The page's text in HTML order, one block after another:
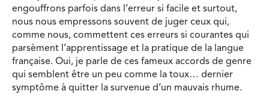
engouffrons parfois dans l’erreur si facile et surtout,
nous nous empressons souvent de juger ceux qui,
comme nous, commettent ces erreurs si courantes qui
parsèment l’apprentissage et la pratique de la langue
française. Oui, je parle de ces fameux accords de genre
qui semblent être un peu comme la toux… dernier
symptôme à quitter la survenue d’un mauvais rhume.